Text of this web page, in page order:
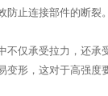
防止连接部件的断裂。
不仅承受拉力，还承
变形，这对于高强度